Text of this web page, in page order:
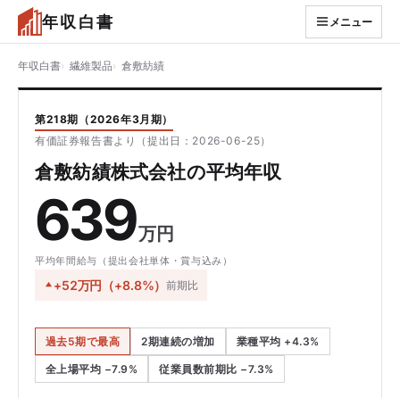
年収白書 メニュー
年収白書 繊維製品 倉敷紡績
第218期（2026年3月期）
有価証券報告書より（提出日：2026-06-25）
倉敷紡績株式会社の平均年収
639万円
平均年間給与（提出会社単体・賞与込み）
+52万円（+8.8%）前期比
過去5期で最高 2期連続の増加 業種平均 +4.3%
全上場平均 −7.9% 従業員数前期比 −7.3%